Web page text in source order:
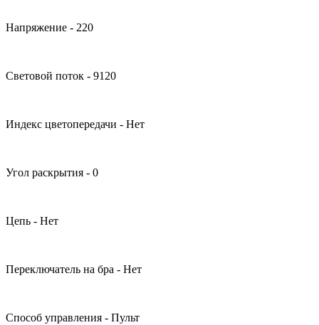
Напряжение - 220
Световой поток - 9120
Индекс цветопередачи - Нет
Угол раскрытия - 0
Цепь - Нет
Переключатель на бра - Нет
Способ управления - Пульт